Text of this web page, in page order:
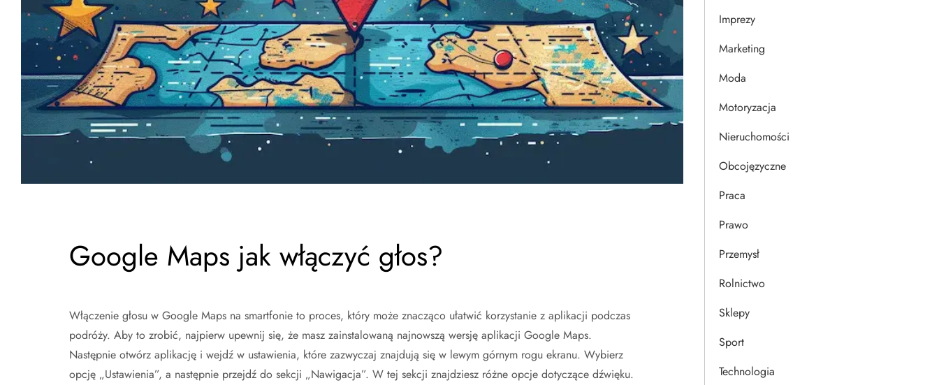
Google Maps jak włączyć głos?
Włączenie głosu w Google Maps na smartfonie to proces, który może znacząco ułatwić korzystanie z aplikacji podczas
podróży. Aby to zrobić, najpierw upewnij się, że masz zainstalowaną najnowszą wersję aplikacji Google Maps.
Następnie otwórz aplikację i wejdź w ustawienia, które zazwyczaj znajdują się w lewym górnym rogu ekranu. Wybierz
opcję „Ustawienia”, a następnie przejdź do sekcji „Nawigacja”. W tej sekcji znajdziesz różne opcje dotyczące dźwięku.
Imprezy
Marketing
Moda
Motoryzacja
Nieruchomości
Obcojęzyczne
Praca
Prawo
Przemysł
Rolnictwo
Sklepy
Sport
Technologia